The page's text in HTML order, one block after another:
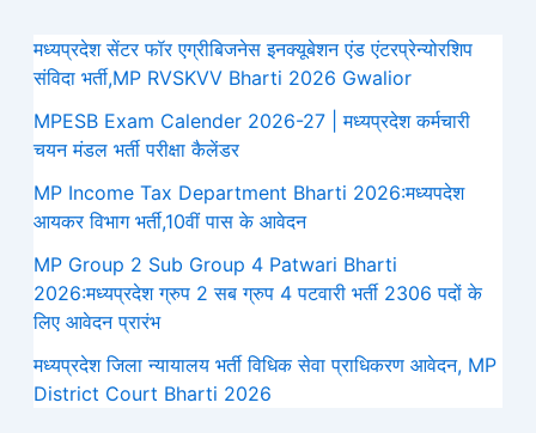
मध्यप्रदेश सेंटर फॉर एग्रीबिजनेस इनक्यूबेशन एंड एंटरप्रेन्योरशिप
संविदा भर्ती,MP RVSKVV Bharti 2026 Gwalior
MPESB Exam Calender 2026-27 | मध्यप्रदेश कर्मचारी
चयन मंडल भर्ती परीक्षा कैलेंडर
MP Income Tax Department Bharti 2026:मध्‍यपदेश
आयकर विभाग भर्ती,10वीं पास के आवेदन
MP Group 2 Sub Group 4 Patwari Bharti
2026:मध्यप्रदेश ग्रुप 2 सब ग्रुप 4 पटवारी भर्ती 2306 पदों के
लिए आवेदन प्रारंभ
मध्‍यप्रदेश जिला न्यायालय भर्ती विधिक सेवा प्राधिकरण आवेदन, MP
District Court Bharti 2026